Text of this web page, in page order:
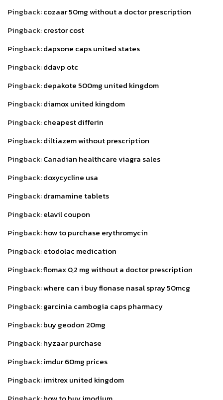
Pingback:cozaar 50mg without a doctor prescription
Pingback:crestor cost
Pingback:dapsone caps united states
Pingback:ddavp otc
Pingback:depakote 500mg united kingdom
Pingback:diamox united kingdom
Pingback:cheapest differin
Pingback:diltiazem without prescription
Pingback:Canadian healthcare viagra sales
Pingback:doxycycline usa
Pingback:dramamine tablets
Pingback:elavil coupon
Pingback:how to purchase erythromycin
Pingback:etodolac medication
Pingback:flomax 0,2 mg without a doctor prescription
Pingback:where can i buy flonase nasal spray 50mcg
Pingback:garcinia cambogia caps pharmacy
Pingback:buy geodon 20mg
Pingback:hyzaar purchase
Pingback:imdur 60mg prices
Pingback:imitrex united kingdom